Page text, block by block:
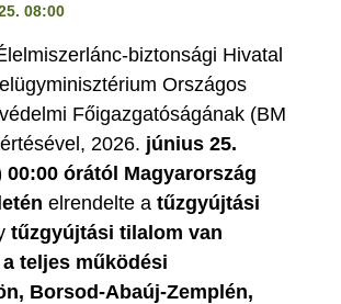
08:00
biztonsági Hivatal
Országos
Főigazgatóságának (BM
2026. június 25.
órától Magyarország
elrendelte a tűzgyújtási
tűzgyújtási tilalom van
a teljes működési
Borsod-Abaúj-Zemplén,